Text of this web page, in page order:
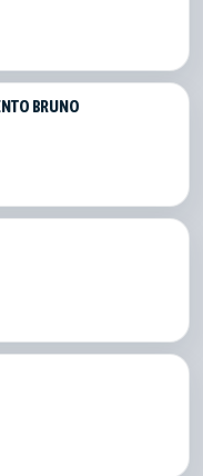
BRUNO